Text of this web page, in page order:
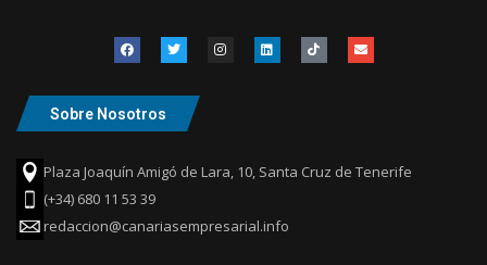
Sobre Nosotros
Plaza Joaquín Amigó de Lara, 10, Santa Cruz de Tenerife
(+34) 680 11 53 39
redaccion@canariasempresarial.info